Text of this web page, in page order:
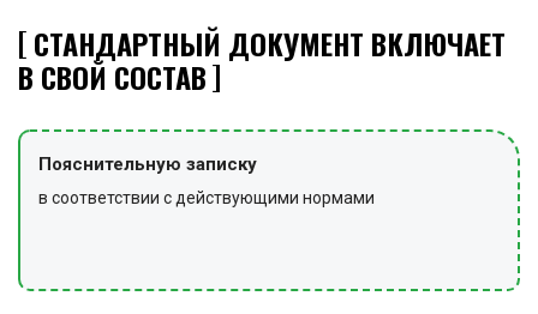
СТАНДАРТНЫЙ ДОКУМЕНТ ВКЛЮЧАЕТ
В СВОЙ СОСТАВ
Пояснительную записку
в соответствии с действующими нормами